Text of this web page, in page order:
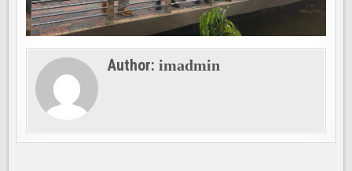
Author:imadmin